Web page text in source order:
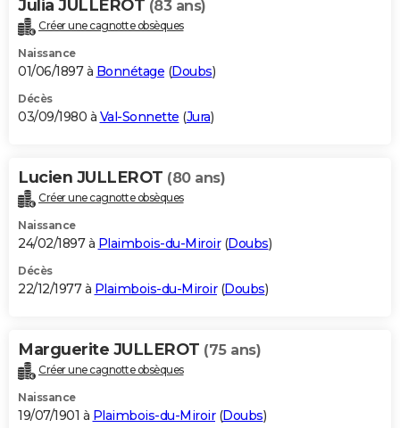
Julia JULLEROT (83 ans)
Créer une cagnotte obsèques
Naissance
01/06/1897 à Bonnétage (Doubs)
Décès
03/09/1980 à Val-Sonnette (Jura)
Lucien JULLEROT (80 ans)
Créer une cagnotte obsèques
Naissance
24/02/1897 à Plaimbois-du-Miroir(Doubs)
Décès
22/12/1977 à Plaimbois-du-Miroir(Doubs)
Marguerite JULLEROT (75 ans)
Créer une cagnotte obsèques
Naissance
19/07/1901 à Plaimbois-du-Miroir(Doubs)